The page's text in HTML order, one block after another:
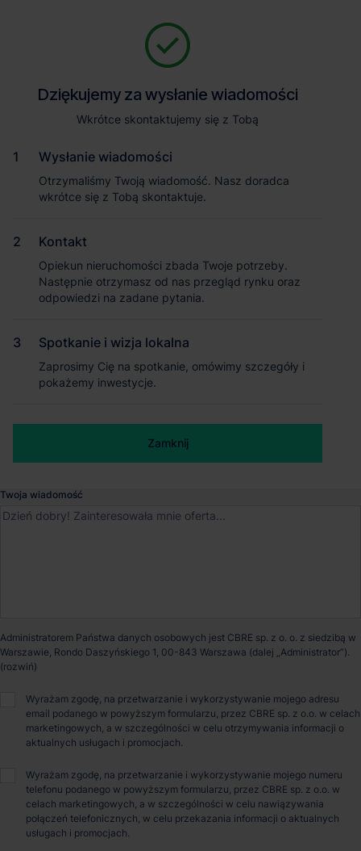
Magazyn Accolade Funds Park
Opiekun nieruchomości
Małgorzata Ronkowska
Dostępna powierzchnia
O parku
Nowoczesny park magazynowy oferujący budynki
magazynowe klasy A o łącznej powierzchni ponad 40,000
Dziękujemy za wysłanie wiadomości
Wkrótce skontaktujemy się z Tobą
Wysłanie wiadomości
Otrzymaliśmy Twoją wiadomość. Nasz doradca
wkrótce się z Tobą skontaktuje.
Kontakt
Opiekun nieruchomości zbada Twoje potrzeby.
Następnie otrzymasz od nas przegląd rynku oraz
odpowiedzi na zadane pytania.
Spotkanie i wizja lokalna
Zaprosimy Cię na spotkanie, omówimy szczegóły i
pokażemy inwestycje.
Zamknij
Jesteśmy tu, żeby Ci pomóc. Niezależnie od tego, na jakim etapie
pomożemy Ci wybrać najlepszą ofertę. Napisz do nas!
Imię i nazwisko
Nazwa firmy
Email służbowy
Twoja wiadomość
Administratorem Państwa danych osobowych jest CBRE sp. z o. o. z siedzibą w
Warszawie, Rondo Daszyńskiego 1, 00-843 Warszawa (dalej „Administrator”).
Wyrażam zgodę, na przetwarzanie i wykorzystywanie mojego adresu
email podanego w powyższym formularzu, przez CBRE sp. z o.o. w celach
marketingowych, a w szczególności w celu otrzymywania informacji o
aktualnych usługach i promocjach.
Wyrażam zgodę, na przetwarzanie i wykorzystywanie mojego numeru
telefonu podanego w powyższym formularzu, przez CBRE sp. z o.o. w
celach marketingowych, a w szczególności w celu nawiązywania
połączeń telefonicznych, w celu przekazania informacji o aktualnych
usługach i promocjach.
Dziękujemy za wysłanie wiadomości
Wkrótce skontaktujemy się z Tobą
Wysłanie wiadomości
Otrzymaliśmy Twoją wiadomość. Nasz doradca
wkrótce się z Tobą skontaktuje.
Kontakt
Opiekun nieruchomości zbada Twoje potrzeby.
Następnie otrzymasz od nas przegląd rynku oraz
odpowiedzi na zadane pytania.
Spotkanie i wizja lokalna
Zaprosimy Cię na spotkanie, omówimy szczegóły i
pokażemy inwestycje.
Zamknij